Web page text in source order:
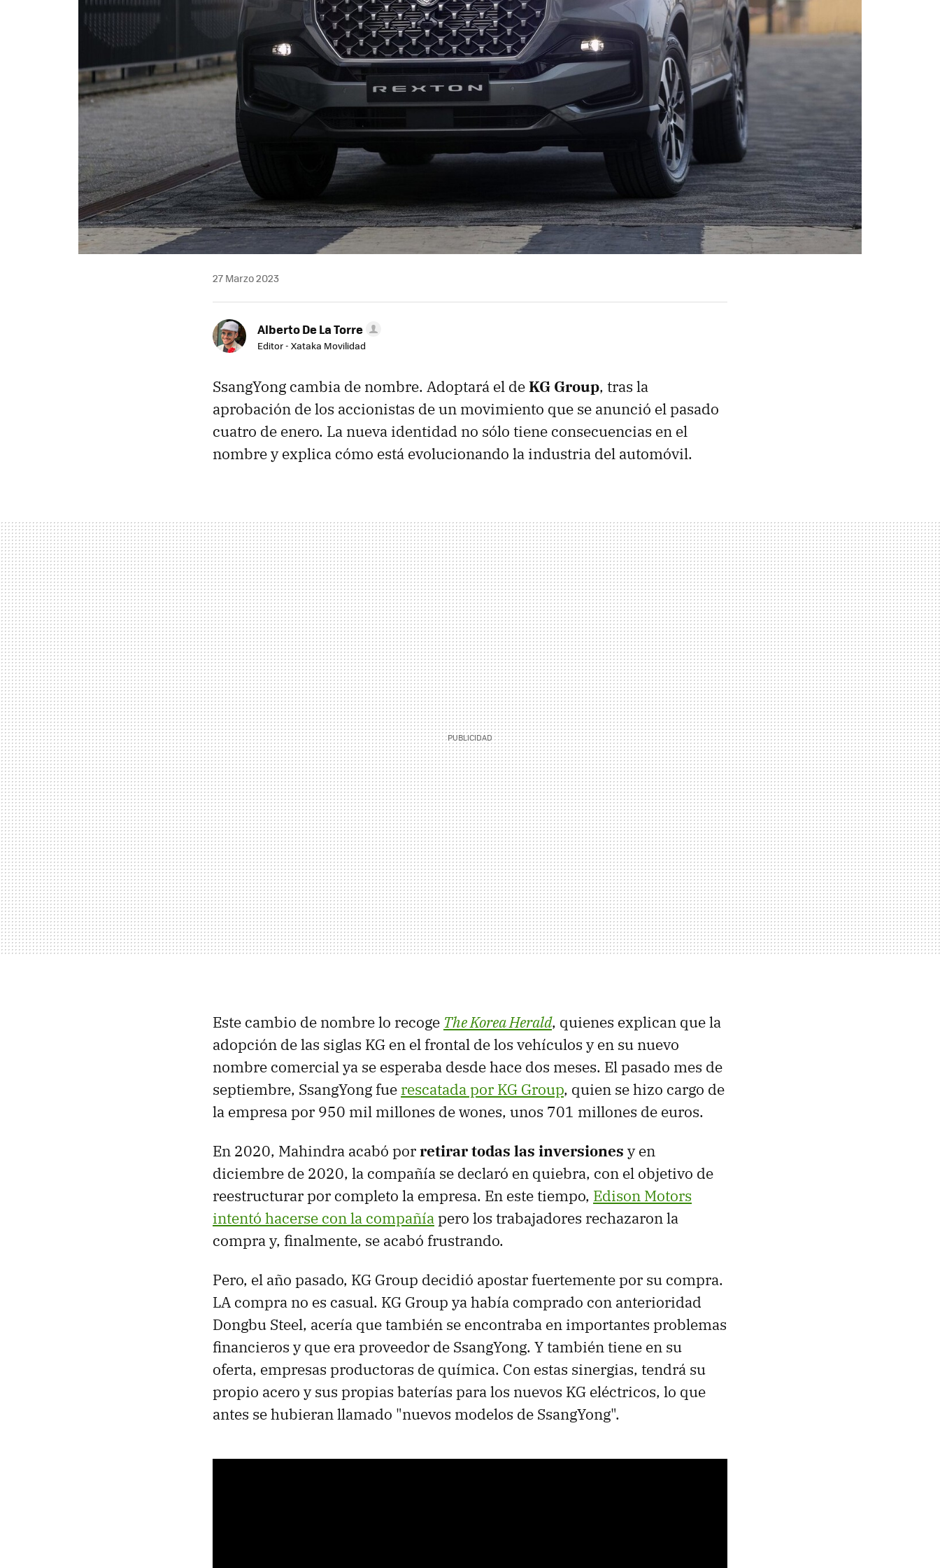
27 Marzo 2023
Alberto De La Torre
Editor - Xataka Movilidad
SsangYong cambia de nombre. Adoptará el deKG Group, tras la
aprobación de los accionistas de un movimiento que se anunció el pasado
cuatro de enero. La nueva identidad no sólo tiene consecuencias en el
nombre y explica cómo está evolucionando la industria del automóvil.
Este cambio de nombre lo recoge The Korea Herald, quienes explican que la
adopción de las siglas KG en el frontal de los vehículos y en su nuevo
nombre comercial ya se esperaba desde hace dos meses. El pasado mes de
septiembre, SsangYong fue rescatada por KG Group, quien se hizo cargo de
la empresa por 950 mil millones de wones, unos 701 millones de euros.
En 2020, Mahindra acabó porretirar todas las inversiones y en
diciembre de 2020, la compañía se declaró en quiebra, con el objetivo de
reestructurar por completo la empresa. En este tiempo, Edison Motors
intentó hacerse con la compañíapero los trabajadores rechazaron la
compra y, finalmente, se acabó frustrando.
Pero, el año pasado, KG Group decidió apostar fuertemente por su compra.
LA compra no es casual. KG Group ya había comprado con anterioridad
Dongbu Steel, acería que también se encontraba en importantes problemas
financieros y que era proveedor de SsangYong. Y también tiene en su
oferta, empresas productoras de química. Con estas sinergias, tendrá su
propio acero y sus propias baterías para los nuevos KG eléctricos, lo que
antes se hubieran llamado "nuevos modelos de SsangYong".